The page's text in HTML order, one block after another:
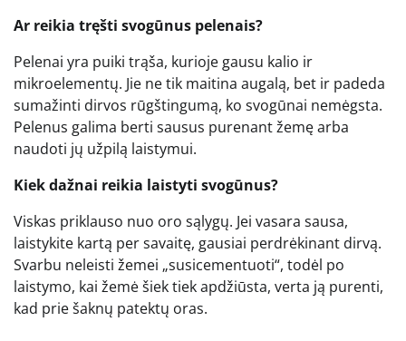
Ar reikia tręšti svogūnus pelenais?
Pelenai yra puiki trąša, kurioje gausu kalio ir
mikroelementų. Jie ne tik maitina augalą, bet ir padeda
sumažinti dirvos rūgštingumą, ko svogūnai nemėgsta.
Pelenus galima berti sausus purenant žemę arba
naudoti jų užpilą laistymui.
Kiek dažnai reikia laistyti svogūnus?
Viskas priklauso nuo oro sąlygų. Jei vasara sausa,
laistykite kartą per savaitę, gausiai perdrėkinant dirvą.
Svarbu neleisti žemei „susicementuoti“, todėl po
laistymo, kai žemė šiek tiek apdžiūsta, verta ją purenti,
kad prie šaknų patektų oras.